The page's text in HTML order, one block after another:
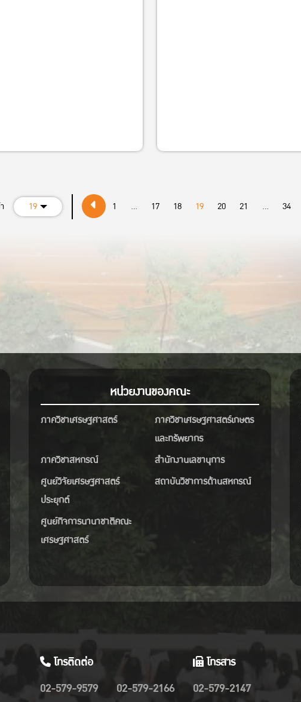
19 1 ... 17 18 19 20 21 ... 34
หน่วยงานของคณะ
ภาควิชาเศรษฐศาสตร์
ภาควิชาเศรษฐศาสตร์เกษตร
และทรัพยากร
ภาควิชาสหกรณ์
สำนักงานเลขานุการ
ศูนย์วิจัยเศรษฐศาสตร์
ประยุกต์
สถาบันวิชาการด้านสหกรณ์
ศูนย์กิจการนานาชาติคณะ
เศรษฐศาสตร์
โทรติดต่อ
02-579-9579
02-579-2166
โทรสาร
02-579-2147